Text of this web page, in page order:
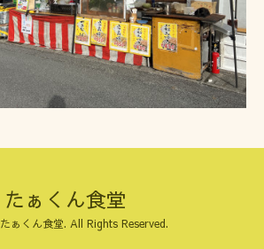
たぁくん食堂
たぁくん食堂. All Rights Reserved.